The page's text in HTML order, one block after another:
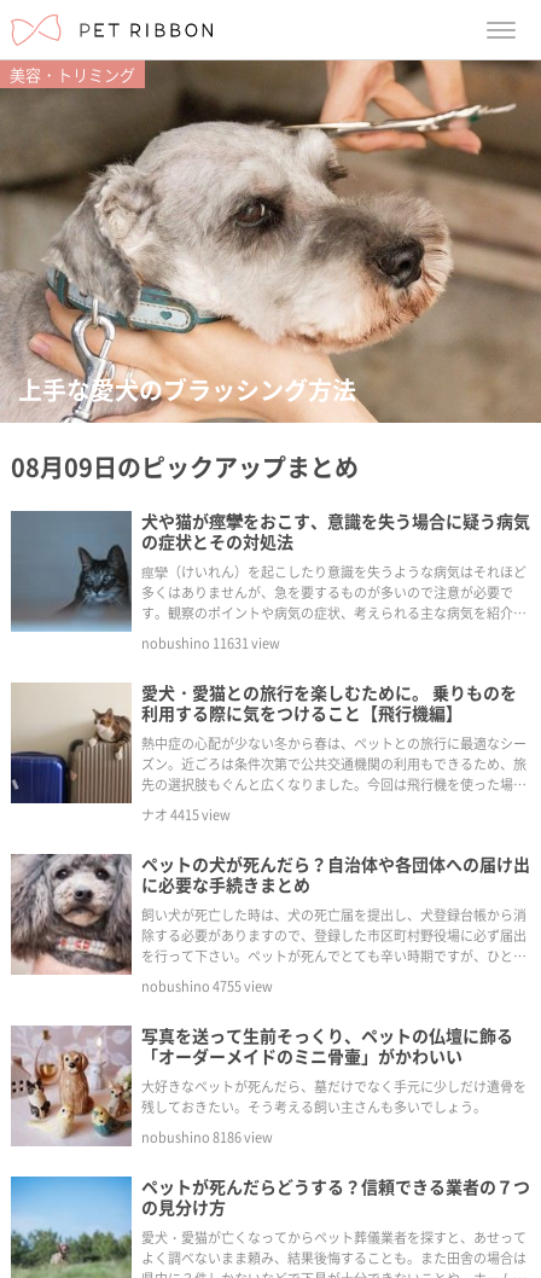
美容・トリミング
上手な愛犬のブラッシング方法
08月09日のピックアップまとめ
犬や猫が痙攣をおこす、意識を失う場合に疑う病気
の症状とその対処法
痙攣（けいれん）を起こしたり意識を失うような病気はそれほど
多くはありませんが、急を要するものが多いので注意が必要で
す。観察のポイントや病気の症状、考えられる主な病気を紹介し
ます。
nobushino 11631view
愛犬・愛猫との旅行を楽しむために。 乗りものを
利用する際に気をつけること【飛行機編】
熱中症の心配が少ない冬から春は、ペットとの旅行に最適なシー
ズン。近ごろは条件次第で公共交通機関の利用もできるため、旅
先の選択肢もぐんと広くなりました。今回は飛行機を使った場合
の注意点やポイントを紹介します。
ナオ4415view
ペットの犬が死んだら？自治体や各団体への届け出
に必要な手続きまとめ
飼い犬が死亡した時は、犬の死亡届を提出し、犬登録台帳から消
除する必要がありますので、登録した市区町村野役場に必ず届出
を行って下さい。ペットが死んでとても辛い時期ですが、ひとつ
の区切りとして届け出は必ず行いましょう。
nobushino4755view
写真を送って生前そっくり、ペットの仏壇に飾る
「オーダーメイドのミニ骨壷」がかわいい
大好きなペットが死んだら、墓だけでなく手元に少しだけ遺骨を
残しておきたい。そう考える飼い主さんも多いでしょう。
nobushino8186view
ペットが死んだらどうする？信頼できる業者の７つ
の見分け方
愛犬・愛猫が亡くなってからペット葬儀業者を探すと、あせって
よく調べないまま頼み、結果後悔することも。また田舎の場合は